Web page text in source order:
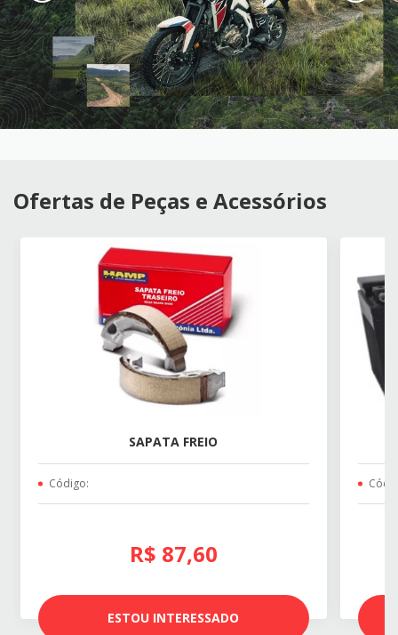
Ofertas de Peças e Acessórios
SAPATA FREIO
Código:
R$ 87,60
ESTOU INTERESSADO